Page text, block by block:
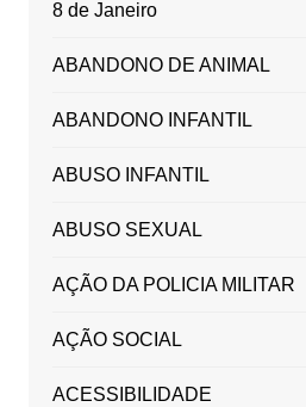
8 de Janeiro
ABANDONO DE ANIMAL
ABANDONO INFANTIL
ABUSO INFANTIL
ABUSO SEXUAL
AÇÃO DA POLICIA MILITAR
AÇÃO SOCIAL
ACESSIBILIDADE